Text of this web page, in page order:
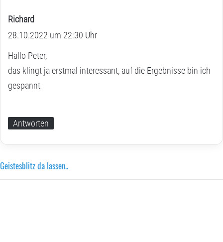
Richard
a
g
t
:
28.10.2022 um 22:30 Uhr
Hallo Peter,
das klingt ja erstmal interessant, auf die Ergebnisse bin ich
gespannt
Antworten
Geistesblitz da lassen..